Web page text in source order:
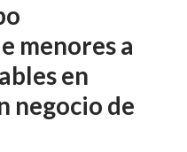
menores a
en
negocio de